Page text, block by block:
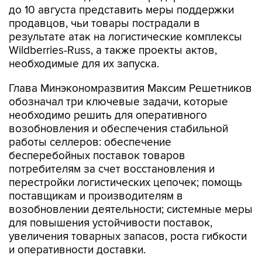
до 10 августа представить меры поддержки
продавцов, чьи товары пострадали в
результате атак на логистические комплексы
Wildberries-Russ, а также проекты актов,
необходимые для их запуска.
Глава Минэкономразвития Максим Решетников
обозначал три ключевые задачи, которые
необходимо решить для оперативного
возобновления и обеспечения стабильной
работы селлеров: обеспечение
бесперебойных поставок товаров
потребителям за счет восстановления и
перестройки логистических цепочек; помощь
поставщикам и производителям в
возобновлении деятельности; системные меры
для повышения устойчивости поставок,
увеличения товарных запасов, роста гибкости
и оперативности доставки.